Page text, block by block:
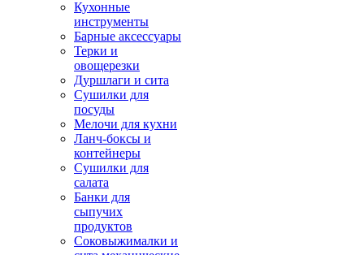
Кухонные
инструменты
Барные аксессуары
Терки и
овощерезки
Дуршлаги и сита
Сушилки для
посуды
Мелочи для кухни
Ланч-боксы и
контейнеры
Сушилки для
салата
Банки для
сыпучих
продуктов
Соковыжималки и